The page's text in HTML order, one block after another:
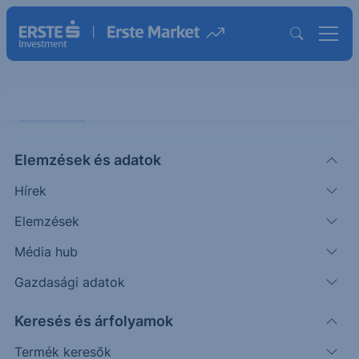
Elemzések és adatok
Hírek
Elemzések
Média hub
Gazdasági adatok
Keresés és árfolyamok
Termék keresők
Tajvan és az USA között
Tajvan elutasította az Egyesült Államok azon
kérését, hogy a félvezetőszükségletének felét